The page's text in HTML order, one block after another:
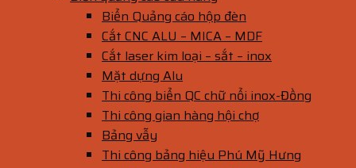
Biển Quảng cáo hộp đèn
Cắt CNC ALU – MICA – MDF
Cắt laser kim loại – sắt – inox
Mặt dựng Alu
Thi công biển QC chữ nổi inox-Đồng
Thi công gian hàng hội chợ
Bảng vẫy
Thi công bảng hiệu Phú Mỹ Hưng